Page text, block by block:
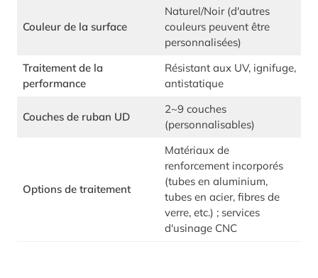
Couleur de la surface
Naturel/Noir (d'autres
couleurs peuvent être
personnalisées)
Traitement de la
performance
Résistant aux UV, ignifuge,
antistatique
Couches de ruban UD
2~9 couches
(personnalisables)
Options de traitement
Matériaux de
renforcement incorporés
(tubes en aluminium,
tubes en acier, fibres de
verre, etc.) ; services
d'usinage CNC